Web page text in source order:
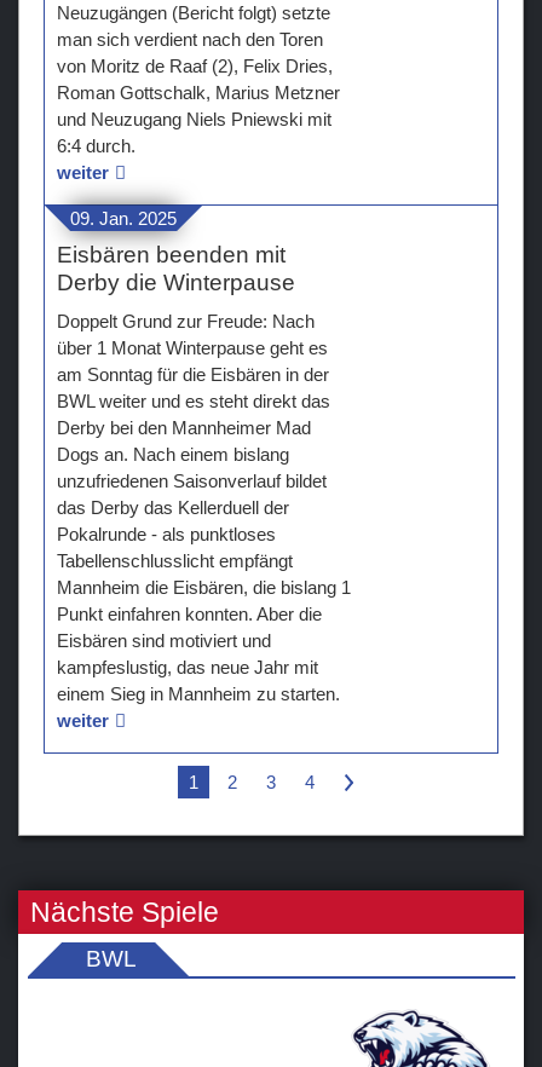
Neuzugängen (Bericht folgt) setzte
man sich verdient nach den Toren
von Moritz de Raaf (2), Felix Dries,
Roman Gottschalk, Marius Metzner
und Neuzugang Niels Pniewski mit
6:4 durch.
weiter
09. Jan. 2025
Eisbären beenden mit
Derby die Winterpause
Doppelt Grund zur Freude: Nach
über 1 Monat Winterpause geht es
am Sonntag für die Eisbären in der
BWL weiter und es steht direkt das
Derby bei den Mannheimer Mad
Dogs an. Nach einem bislang
unzufriedenen Saisonverlauf bildet
das Derby das Kellerduell der
Pokalrunde - als punktloses
Tabellenschlusslicht empfängt
Mannheim die Eisbären, die bislang 1
Punkt einfahren konnten. Aber die
Eisbären sind motiviert und
kampfeslustig, das neue Jahr mit
einem Sieg in Mannheim zu starten.
weiter
1 2 3 4 >
Nächste Spiele
BWL